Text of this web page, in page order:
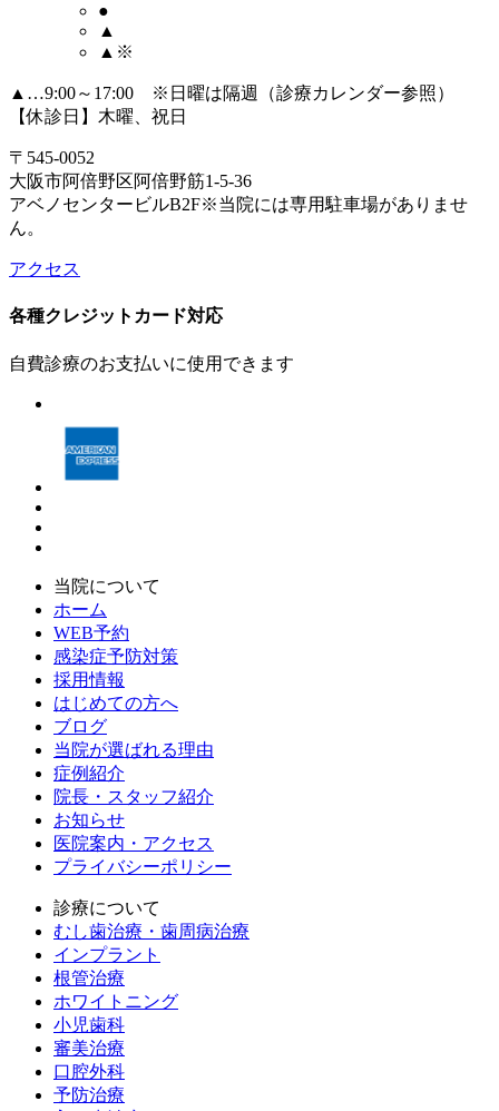
●
▲
▲※
▲…9:00～17:00 ※日曜は隔週（診療カレンダー参照）
【休診日】木曜、祝日
〒545-0052
大阪市阿倍野区阿倍野筋1-5-36
アベノセンタービルB2F※当院には専用駐車場がありませ
ん。
アクセス
各種クレジットカード対応
自費診療のお支払いに使用できます
当院について
ホーム
WEB予約
感染症予防対策
採用情報
はじめての方へ
ブログ
当院が選ばれる理由
症例紹介
院長・スタッフ紹介
お知らせ
医院案内・アクセス
プライバシーポリシー
診療について
むし歯治療・歯周病治療
インプラント
根管治療
ホワイトニング
小児歯科
審美治療
口腔外科
予防治療